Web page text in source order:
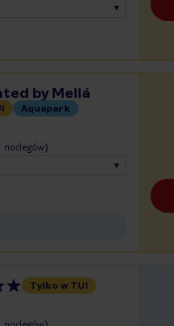
by Meliá
Aquapark
noclegów)
Tylko w TUI